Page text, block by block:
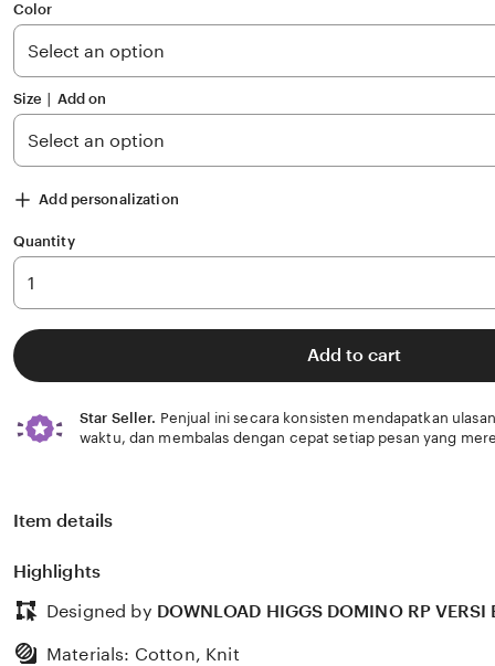
5
Color
Size ∣ Add on
Add personalization
Quantity
Add to cart
Star Seller. Penjual ini secara konsisten mendapatkan
waktu, dan membalas dengan cepat setiap pesan yang
Item details
Highlights
Designed by DOWNLOAD HIGGS DOMINO RP VERSI
Materials: Cotton, Knit